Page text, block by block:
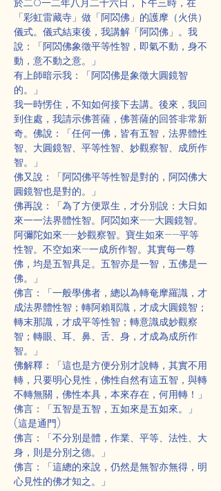
於二O一二年八月二十六日，下午三時，在
「彩虹雷藏寺」做「阿閦佛」的護摩（火供）
儀式。儀式結束後，我講解「阿閦佛」。我
說：「阿閦佛象徵平等性智，即氣不動，身不
動，意不動之意。」
有上師暗示我：「阿閦佛是象徵大圓鏡智
的。」
我一時愣住，不知如何接下去講。後來，我回
到住處，我請示佛菩薩，佛菩薩的回答非常新
奇。佛說：「任何一佛，皆有五智，法界體性
智、大圓鏡智、平等性智、妙觀察智、成所作
智。」
佛又說：「阿閦佛平等性智是對的，阿閦佛大
圓鏡智也是對的。」
佛再說：「為了方便眾生，才分別說：大日如
來一一法界體性智。阿閦如來——大圓鏡智。
阿彌陀如來——妙觀察智。寶生如來——平等
性智。不空如來—一成所作智。其實每一尊
佛，均是五智具足。五智亦是一智，五佛是一
佛。」
佛言：「一般學佛者，總以為轉奄摩羅識，才
成法界體性智；轉阿賴耶識，才成大圓鏡智；
轉末那識，才成平等性智；轉意識成妙觀察
智；轉眼、耳、鼻、舌、身，才成為成所作
智。」
佛解釋：「這也是方便分別才說轉，其實不用
轉，只要明心見性，佛性自然有這五智，與轉
不轉無關，佛性本具，本來存在，何用轉！」
佛言：「五智是五智，五如來是五如來。」
(這是通門)
佛言：「不分別是體，作業、平等、法性、大
身，則是分別之德。」
佛言：「這總的來說，仍然是無智亦無得，明
心見性的佛才知之。」